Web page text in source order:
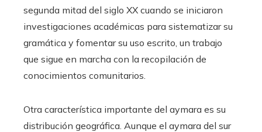
segunda mitad del siglo XX cuando se iniciaron
investigaciones académicas para sistematizar su
gramática y fomentar su uso escrito, un trabajo
que sigue en marcha con la recopilación de
conocimientos comunitarios.
Otra característica importante del aymara es su
distribución geográfica. Aunque el aymara del sur